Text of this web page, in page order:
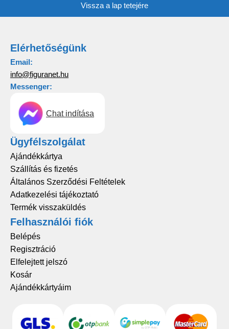
Vissza a lap tetejére
Elérhetőségünk
Email:
info@figuranet.hu
Messenger:
Chat indítása
Ügyfélszolgálat
Ajándékkártya
Szállítás és fizetés
Általános Szerződési Feltételek
Adatkezelési tájékoztató
Termék visszaküldés
Felhasználói fiók
Belépés
Regisztráció
Elfelejtett jelszó
Kosár
Ajándékkártyáim